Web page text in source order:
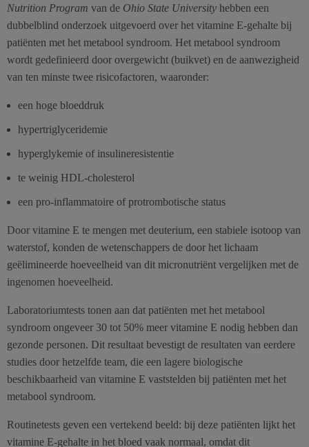
Nutrition Program van de Ohio State University hebben een
dubbelblind onderzoek uitgevoerd over het vitamine E-gehalte bij
patiënten met het metabool syndroom. Het metabool syndroom
wordt gedefinieerd door overgewicht (buikvet) en de aanwezigheid
van ten minste twee risicofactoren, waaronder:
een hoge bloeddruk
hypertriglyceridemie
hyperglykemie of insulineresistentie
te weinig HDL-cholesterol
een pro-inflammatoire of protrombotische status
Door vitamine E te mengen met deuterium, een stabiele isotoop van
waterstof, konden de wetenschappers de door het lichaam
geëlimineerde hoeveelheid van dit micronutriënt vergelijken met de
ingenomen hoeveelheid.
Laboratoriumtests tonen aan dat patiënten met het metabool
syndroom ongeveer 30 tot 50% meer vitamine E nodig hebben dan
gezonde personen. Dit resultaat bevestigt de resultaten van eerdere
studies door hetzelfde team, die een lagere biologische
beschikbaarheid van vitamine E vaststelden bij patiënten met het
metabool syndroom.
Routinetests geven een vertekend beeld: bij deze patiënten lijkt het
vitamine E-gehalte in het bloed vaak normaal, omdat dit